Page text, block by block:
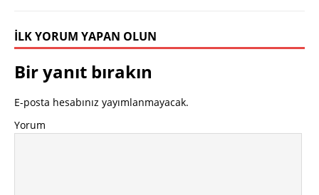
İLK YORUM YAPAN OLUN
Bir yanıt bırakın
E-posta hesabınız yayımlanmayacak.
Yorum